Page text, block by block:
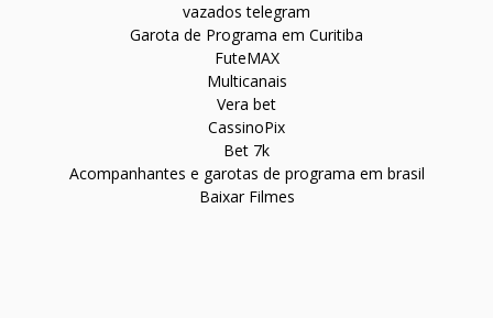
vazados telegram
Garota de Programa em Curitiba
FuteMAX
Multicanais
Vera bet
CassinoPix
Bet 7k
Acompanhantes e garotas de programa em brasil
Baixar Filmes